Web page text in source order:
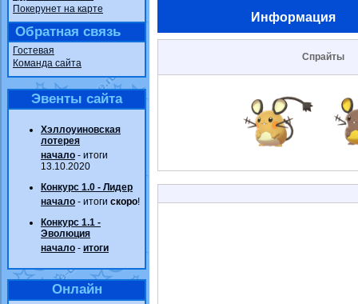
Покерунет на карте
Обратная связь
Гостевая
Команда сайта
Эвенты сайта
Хэллоуиновская
лотерея
начало - итоги
13.10.2020
Конкурс 1.0 - Лидер
начало - итоги скоро!
Конкурс 1.1 -
Эволюция
начало - итоги
Онлайн
Информация
Спрайты